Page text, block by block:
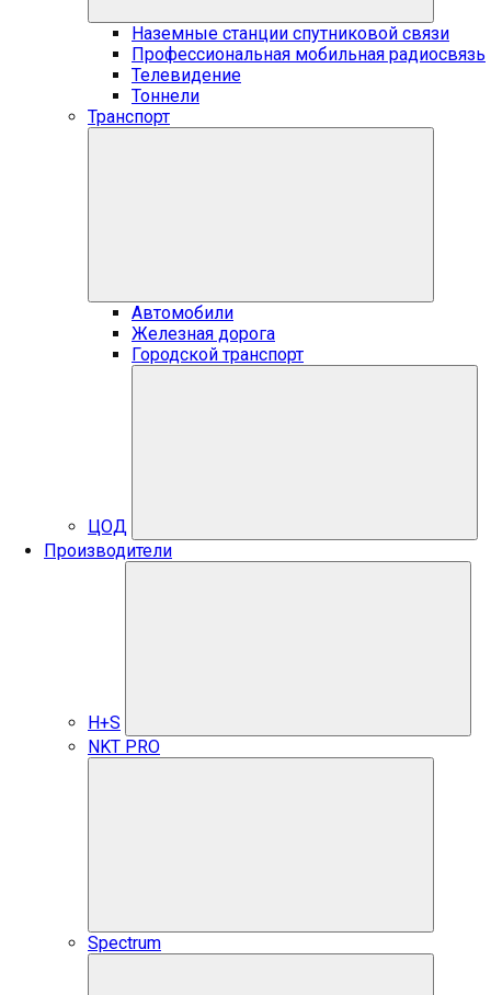
Наземные станции спутниковой связи
Профессиональная мобильная радиосвязь
Телевидение
Тоннели
Транспорт
Автомобили
Железная дорога
Городской транспорт
ЦОД
Производители
H+S
NKT PRO
Spectrum